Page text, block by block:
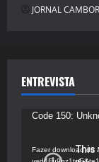
JORNAL
ENTREVISTA
Tocador
vídeo
Code 150:
Fazer download do